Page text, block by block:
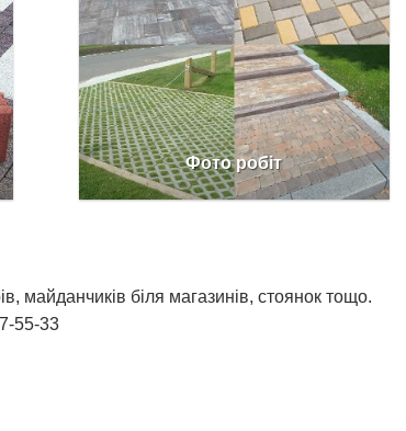
Фото робіт
майданчиків біля магазинів, стоянок тощо.
55-33